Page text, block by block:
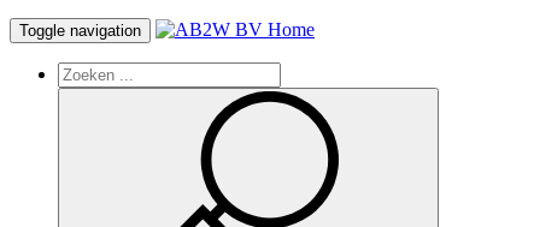
Toggle navigation Home